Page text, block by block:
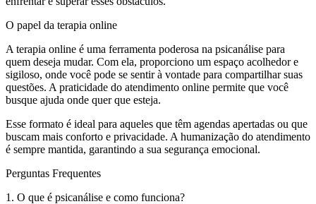
O papel da terapia online
A terapia online é uma ferramenta poderosa na psicanálise para
quem deseja mudar. Com ela, proporciono um espaço acolhedor e
sigiloso, onde você pode se sentir à vontade para compartilhar suas
questões. A praticidade do atendimento online permite que você
busque ajuda onde quer que esteja.
Esse formato é ideal para aqueles que têm agendas apertadas ou que
buscam mais conforto e privacidade. A humanização do atendimento
é sempre mantida, garantindo a sua segurança emocional.
Perguntas Frequentes
1. O que é psicanálise e como funciona?